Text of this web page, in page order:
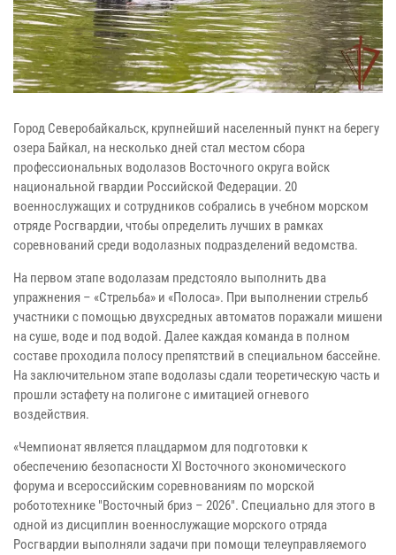
Город Северобайкальск, крупнейший населенный пункт на берегу
озера Байкал, на несколько дней стал местом сбора
профессиональных водолазов Восточного округа войск
национальной гвардии Российской Федерации. 20
военнослужащих и сотрудников собрались в учебном морском
отряде Росгвардии, чтобы определить лучших в рамках
соревнований среди водолазных подразделений ведомства.
На первом этапе водолазам предстояло выполнить два
упражнения – «Стрельба» и «Полоса». При выполнении стрельб
участники с помощью двухсредных автоматов поражали мишени
на суше, воде и под водой. Далее каждая команда в полном
составе проходила полосу препятствий в специальном бассейне.
На заключительном этапе водолазы сдали теоретическую часть и
прошли эстафету на полигоне с имитацией огневого
воздействия.
«Чемпионат является плацдармом для подготовки к
обеспечению безопасности XI Восточного экономического
форума и всероссийским соревнованиям по морской
робототехнике "Восточный бриз – 2026". Специально для этого в
одной из дисциплин военнослужащие морского отряда
Росгвардии выполняли задачи при помощи телеуправляемого